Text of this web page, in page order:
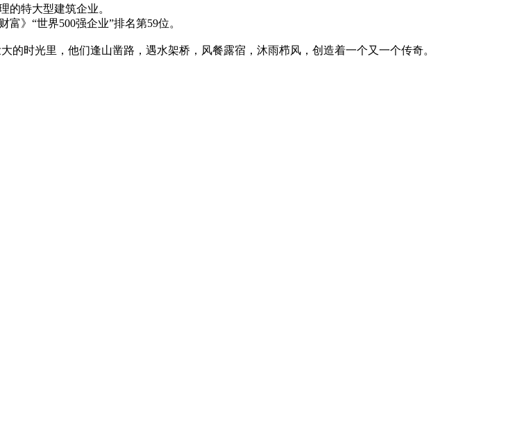
的特大型建筑企业。
》“世界500强企业”排名第59位。
时光里，他们逢山凿路，遇水架桥，风餐露宿，沐雨栉风，创造着一个又一个传奇。